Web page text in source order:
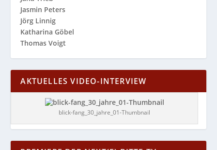
Jasmin Peters
Jörg Linnig
Katharina Göbel
Thomas Voigt
AKTUELLES VIDEO-INTERVIEW
blick-fang_30_jahre_01-Thumbnail